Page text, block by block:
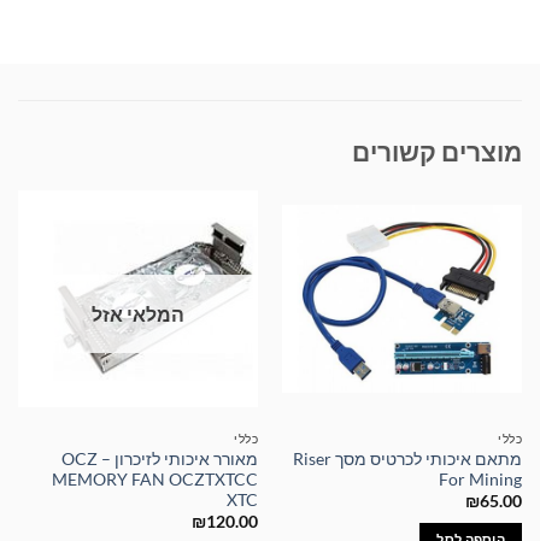
מוצרים קשורים
כללי
מתאם איכותי לכרטיס מסך Riser
For Mining
₪65.00
המלאי אזל
כללי
מאורר איכותי לזיכרון – OCZ
MEMORY FAN OCZTXTCC
XTC
₪120.00